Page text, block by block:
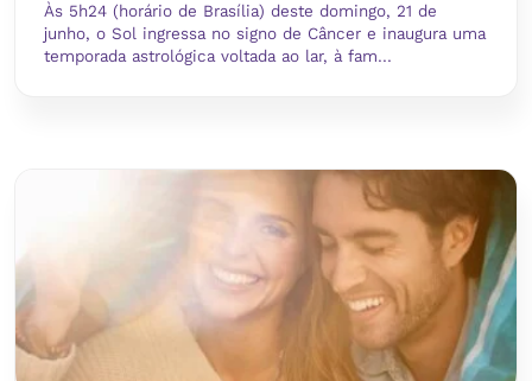
Às 5h24 (horário de Brasília) deste domingo, 21 de
junho, o Sol ingressa no signo de Câncer e inaugura uma
temporada astrológica voltada ao lar, à fam...